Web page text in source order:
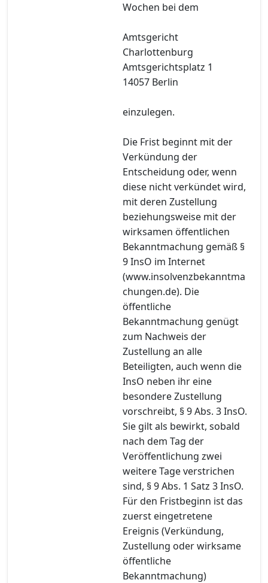
Wochen bei dem
Amtsgericht
Charlottenburg
Amtsgerichtsplatz 1
14057 Berlin
einzulegen.
Die Frist beginnt mit der
Verkündung der
Entscheidung oder, wenn
diese nicht verkündet wird,
mit deren Zustellung
beziehungsweise mit der
wirksamen öffentlichen
Bekanntmachung gemäß §
9 InsO im Internet
(www.insolvenzbekanntma
chungen.de). Die
öffentliche
Bekanntmachung genügt
zum Nachweis der
Zustellung an alle
Beteiligten, auch wenn die
InsO neben ihr eine
besondere Zustellung
vorschreibt, § 9 Abs. 3 InsO.
Sie gilt als bewirkt, sobald
nach dem Tag der
Veröffentlichung zwei
weitere Tage verstrichen
sind, § 9 Abs. 1 Satz 3 InsO.
Für den Fristbeginn ist das
zuerst eingetretene
Ereignis (Verkündung,
Zustellung oder wirksame
öffentliche
Bekanntmachung)